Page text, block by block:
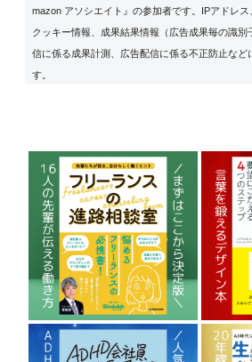
mazon アソシエイト』の参加者です。IPアドレス
クッキー情報、成果結果情報（広告成果毎の識
信に係る成果計測、広告配信に係る不正防止など
す。